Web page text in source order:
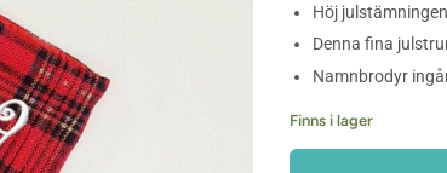
på
kundrecension
priset
var:
299 kr.
Höj
Denna fina
Namnbrodyr
Finns i lager